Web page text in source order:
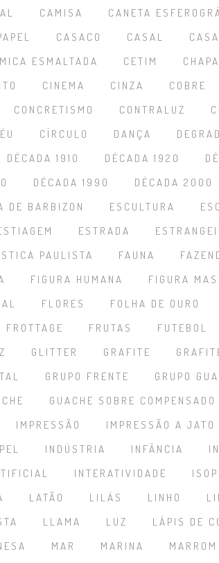
CAMISA CANETA
CASACO CASAL
ESMALTADA CETIM
CINEMA CINZA COBRE
CONCRETISMO CONTRALUZ
CÍRCULO DANÇA
DÉCADA 1910 DÉCADA 1920
DÉCADA 1990 DÉCADA 2000
DE BARBIZON ESCULTURA
ESTRADA
PAULISTA FAUNA
FIGURA HUMANA FIGURA
FLORES FOLHA DE OURO
FROTTAGE FRUTAS FUTEBOL
GLITTER GRAFITE
GRUPO FRENTE GRUPO
GUACHE SOBRE COMPENSADO
IMPRESSÃO
IMPRESSÃO A JATO
INDÚSTRIA INFÂNCIA
INTERATIVIDADE
LATÃO LILÁS LINHO
LLAMA LUZ LÁPIS DE
MAR MARINA MARROM